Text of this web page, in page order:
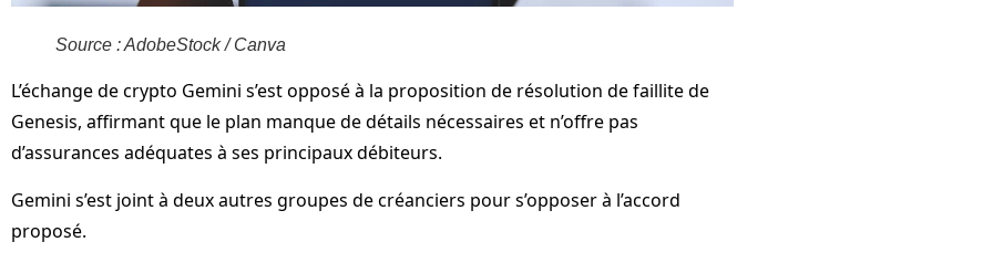
Source : AdobeStock / Canva
L’échange de crypto Gemini s’est opposé à la proposition de résolution de faillite de
Genesis, affirmant que le plan manque de détails nécessaires et n’offre pas
d’assurances adéquates à ses principaux débiteurs.
Gemini s’est joint à deux autres groupes de créanciers pour s’opposer à l’accord
proposé.